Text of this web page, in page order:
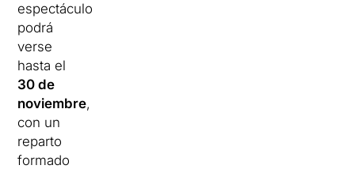
espectáculo
podrá
verse
hasta el
30 de
noviembre,
con un
reparto
formado